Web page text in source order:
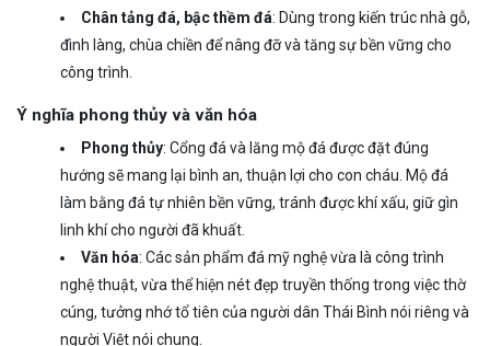
Chân tảng đá, bậc thềm đá: Dùng trong kiến trúc nhà gỗ,
đình làng, chùa chiền để nâng đỡ và tăng sự bền vững cho
công trình.
Ý nghĩa phong thủy và văn hóa
Phong thủy: Cổng đá và lăng mộ đá được đặt đúng
hướng sẽ mang lại bình an, thuận lợi cho con cháu. Mộ đá
làm bằng đá tự nhiên bền vững, tránh được khí xấu, giữ gìn
linh khí cho người đã khuất.
Văn hóa: Các sản phẩm đá mỹ nghệ vừa là công trình
nghệ thuật, vừa thể hiện nét đẹp truyền thống trong việc thờ
cúng, tưởng nhớ tổ tiên của người dân Thái Bình nói riêng và
người Việt nói chung.